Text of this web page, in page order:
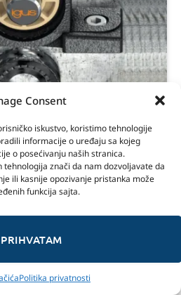
Consent
iskustvo, koristimo tehnologije
informacije o uređaju sa kojeg
o posećivanju naših stranica.
znači da nam dozvoljavate da
ili kasnije opozivanje pristanka može
funkcija sajta.
PRIHVATAM
Politika privatnosti
2022
izbegavaju prelazak sa
Prelazak se čini kao